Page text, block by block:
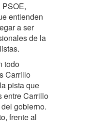
entienden
a ser
de la
todo
Carrillo
pista que
entre Carrillo
gobierno.
frente al